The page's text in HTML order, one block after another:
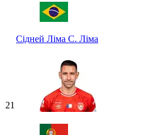
Сідней Ліма С. Ліма
21